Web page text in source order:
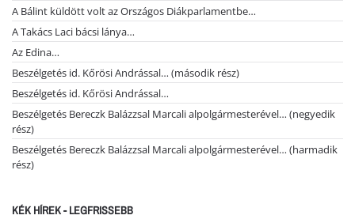
A Bálint küldött volt az Országos Diákparlamentbe…
A Takács Laci bácsi lánya…
Az Edina…
Beszélgetés id. Kőrösi Andrással… (második rész)
Beszélgetés id. Kőrösi Andrással…
Beszélgetés Bereczk Balázzsal Marcali alpolgármesterével… (negyedik
rész)
Beszélgetés Bereczk Balázzsal Marcali alpolgármesterével… (harmadik
rész)
KÉK HÍREK - LEGFRISSEBB